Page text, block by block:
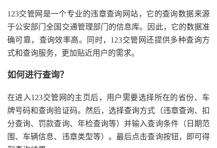
123交管网是一个专业的违章查询网站，它的查询数据来源
于公安部门全国交通管理部门的信息库。因此，它的数据准
确可靠，查询效率高。同时，123交管网还提供多种查询方
式和查询服务，更加贴近用户的需求。
如何进行查询？
在进入123交管网的主页后，用户需要选择所在的省份、车
牌号码和查询验证码。然后，选择查询方式（违章查询、扣
分查询、罚款查询、年检查询等）并输入查询条件（日期范
围、车辆信息、违章类型等）。最后点击查询按钮，即可得